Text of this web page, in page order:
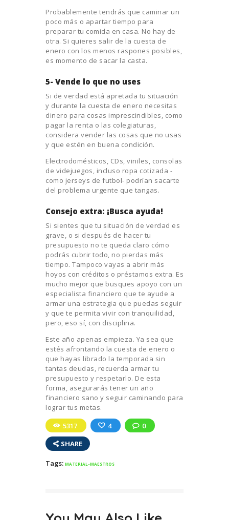
Probablemente tendrás que caminar un
poco más o apartar tiempo para
preparar tu comida en casa. No hay de
otra. Si quieres salir de la cuesta de
enero con los menos raspones posibles,
es momento de sacar la casta.
5- Vende lo que no uses
Si de verdad está apretada tu situación
y durante la cuesta de enero necesitas
dinero para cosas imprescindibles, como
pagar la renta o las colegiaturas,
considera vender las cosas que no usas
y que estén en buena condición.
Electrodomésticos, CDs, viniles, consolas
de videjuegos, incluso ropa cotizada -
como jerseys de futbol- podrían sacarte
del problema urgente que tangas.
Consejo extra: ¡Busca ayuda!
Si sientes que tu situación de verdad es
grave, o si después de hacer tu
presupuesto no te queda claro cómo
podrás cubrir todo, no pierdas más
tiempo. Tampoco vayas a abrir más
hoyos con créditos o préstamos extra. Es
mucho mejor que busques apoyo con un
especialista financiero que te ayude a
armar una estrategia que puedas seguir
y que te permita vivir con tranquilidad,
pero, eso sí, con disciplina.
Este año apenas empieza. Ya sea que
estés afrontando la cuesta de enero o
que hayas librado la temporada sin
tantas deudas, recuerda armar tu
presupuesto y respetarlo. De esta
forma, asegurarás tener un año
financiero sano y seguir caminando para
lograr tus metas.
5317
4
0
SHARE
Tags: MATERIAL-MAESTROS